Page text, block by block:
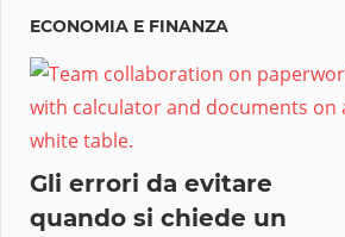
ECONOMIA E FINANZA
Gli errori da evitare
quando si chiede un